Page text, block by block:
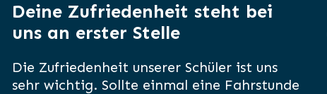
Deine Zufriedenheit steht bei
uns an erster Stelle
Die Zufriedenheit unserer Schüler ist uns
sehr wichtig. Sollte einmal eine Fahrstunde